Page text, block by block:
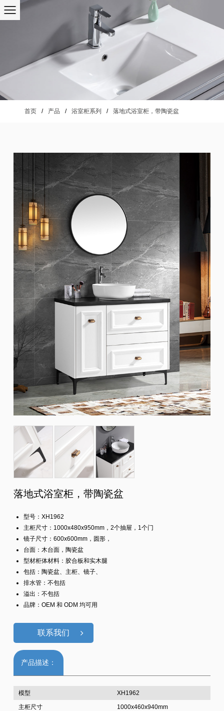
首页 / 产品 / 浴室柜系列 / 落地式浴室柜，带陶瓷盆
落地式浴室柜，带陶瓷盆
型号：XH1962
主柜尺寸：1000x480x950mm，2个抽屉，1个门
镜子尺寸：600x600mm，圆形，
台面：木台面，陶瓷盆
型材柜体材料：胶合板和实木腿
包括：陶瓷盆、主柜、镜子、
排水管：不包括
溢出：不包括
品牌：OEM 和 ODM 均可用
联系我们
产品描述：
模型
XH1962
主柜尺寸
1000x460x940mm